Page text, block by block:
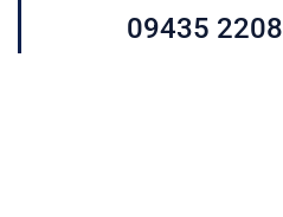
09435 2208